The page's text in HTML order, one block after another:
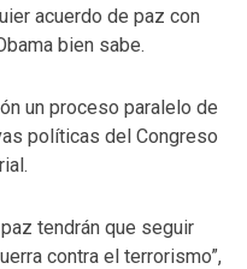
acuerdo de paz con
bien sabe.
un proceso paralelo de
políticas del Congreso
tendrán que seguir
contra el terrorismo”,